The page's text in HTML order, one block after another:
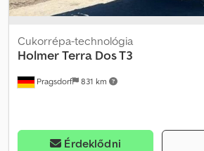
Pragsdorf 831 km
Cukorrépa-technológia
HolmerTerra Dos T3
Érdeklődni